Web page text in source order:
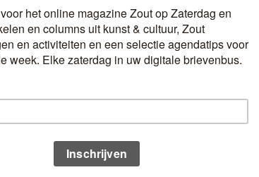
Log inals u al abonnee bent.
maand ontvangt u het kunst- en